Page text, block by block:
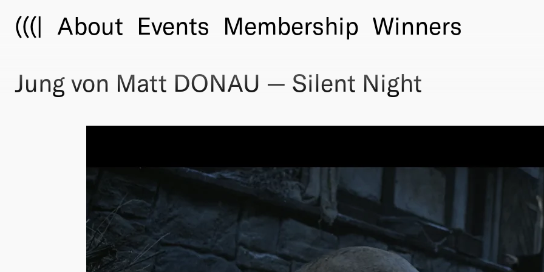
(((| About Events Membership Winners
Jung von Matt DONAU — Silent Night